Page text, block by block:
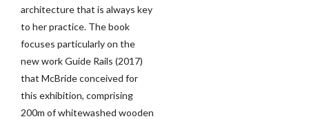
architecture that is always key
to her practice. The book
focuses particularly on the
new work Guide Rails (2017)
that McBride conceived for
this exhibition, comprising
200m of whitewashed wooden